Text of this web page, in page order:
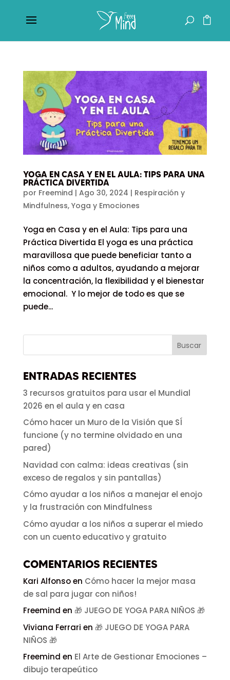
YOGA EN CASA Y EN EL AULA: TIPS PARA UNA
PRÁCTICA DIVERTIDA
por Freemind | Ago 30, 2024 | Respiración y
Mindfulness, Yoga y Emociones
Yoga en Casa y en el Aula: Tips para una
Práctica Divertida El yoga es una práctica
maravillosa que puede beneficiar tanto a
niños como a adultos, ayudando a mejorar
la concentración, la flexibilidad y el bienestar
emocional. Y lo mejor de todo es que se
puede...
ENTRADAS RECIENTES
3 recursos gratuitos para usar el Mundial
2026 en el aula y en casa
Cómo hacer un Muro de la Visión que SÍ
funcione (y no termine olvidado en una
pared)
Navidad con calma: ideas creativas (sin
exceso de regalos y sin pantallas)
Cómo ayudar a los niños a manejar el enojo
y la frustración con Mindfulness
Cómo ayudar a los niños a superar el miedo
con un cuento educativo y gratuito
COMENTARIOS RECIENTES
Kari Alfonsoen Cómo hacer la mejor masa
de sal para jugar con niños!
Freemind en 🎁 JUEGO DE YOGA PARA NIÑOS 🎁
Viviana Ferrari en 🎁 JUEGO DE YOGA PARA
NIÑOS 🎁
Freemind en El Arte de Gestionar Emociones –
dibujo terapeútico